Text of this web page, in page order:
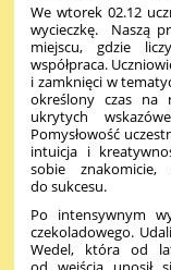
We wtorek 02.12
wycieczkę. Naszą
miejscu, gdzie
współpraca.
i zamknięci w
określony czas na
ukrytych
Pomysłowość
intuicja i
sobie znakomicie,
do sukcesu.
Po intensywnym
czekoladowego.
Wedel, która od